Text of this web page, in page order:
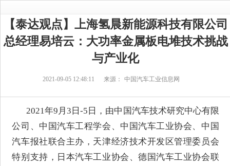
【泰达观点】上海氢晨新能源科技有限公司
总经理易培云：大功率金属板电堆技术挑战
与产业化
2021-09-05 12:48:11 来源： 中国汽车工业信息网
2021年9月3日-5日，由中国汽车技术研究中心有限
公司、中国汽车工程学会、中国汽车工业协会、中国
汽车报社联合主办，天津经济技术开发区管理委员会
特别支持，日本汽车工业协会、德国汽车工业协会联